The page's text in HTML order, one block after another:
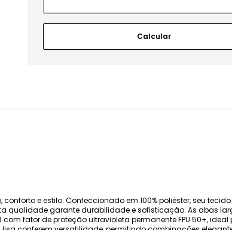
e estilo. Confeccionado em 100% poliéster, seu
garante durabilidade e sofisticação. As abas
fator de proteção ultravioleta permanente FPU 50+,